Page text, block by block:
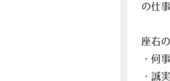
の仕
座右
・何
・誠